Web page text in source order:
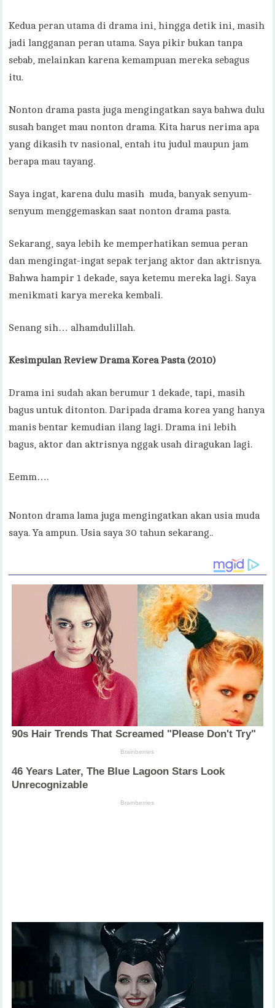
Kedua peran utama di drama ini, hingga detik ini, masih
jadi langganan peran utama. Saya pikir bukan tanpa
sebab, melainkan karena kemampuan mereka sebagus
itu.
Nonton drama pasta juga mengingatkan saya bahwa dulu
susah banget mau nonton drama. Kita harus nerima apa
yang dikasih tv nasional, entah itu judul maupun jam
berapa mau tayang.
Saya ingat, karena dulu masih muda, banyak senyum-
senyum menggemaskan saat nonton drama pasta.
Sekarang, saya lebih ke memperhatikan semua peran
dan mengingat-ingat sepak terjang aktor dan aktrisnya.
Bahwa hampir 1 dekade, saya ketemu mereka lagi. Saya
menikmati karya mereka kembali.
Senang sih… alhamdulillah.
Kesimpulan Review Drama Korea Pasta (2010)
Drama ini sudah akan berumur 1 dekade, tapi, masih
bagus untuk ditonton. Daripada drama korea yang hanya
manis bentar kemudian ilang lagi. Drama ini lebih
bagus, aktor dan aktrisnya nggak usah diragukan lagi.
Eemm….
Nonton drama lama juga mengingatkan akan usia muda
saya. Ya ampun. Usia saya 30 tahun sekarang..